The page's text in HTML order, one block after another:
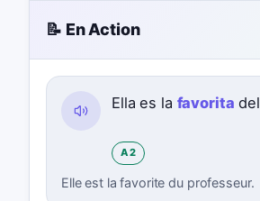
📝 En Action
Ella es la favorita
A2
Elle est la favorite du professeur.